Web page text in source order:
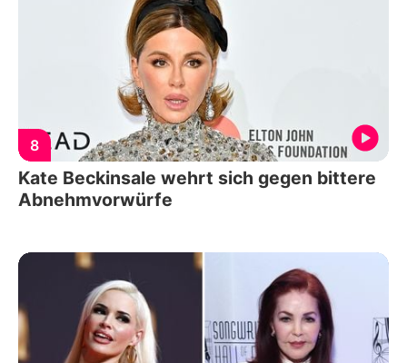
8
Kate Beckinsale wehrt sich gegen bittere
Abnehmvorwürfe